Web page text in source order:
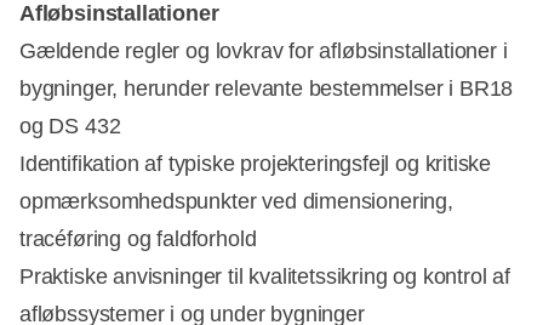
Afløbsinstallationer
Gældende regler og lovkrav for afløbsinstallationer i
bygninger, herunder relevante bestemmelser i BR18
og DS 432
Identifikation af typiske projekteringsfejl og kritiske
opmærksomhedspunkter ved dimensionering,
tracéføring og faldforhold
Praktiske anvisninger til kvalitetssikring og kontrol af
afløbssystemer i og under bygninger